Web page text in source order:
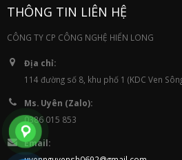
THÔNG TIN LIÊN HỆ
CÔNG TY CP CÔNG NGHỆ HIỂN LONG
Địa chỉ:
114 đường số 8, khu phố 1 (KDC Ven
Ms. Uyên (Zalo):
0386 015 853
Email: